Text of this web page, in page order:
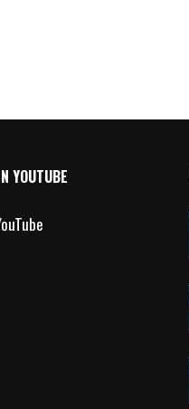
YOUTUBE